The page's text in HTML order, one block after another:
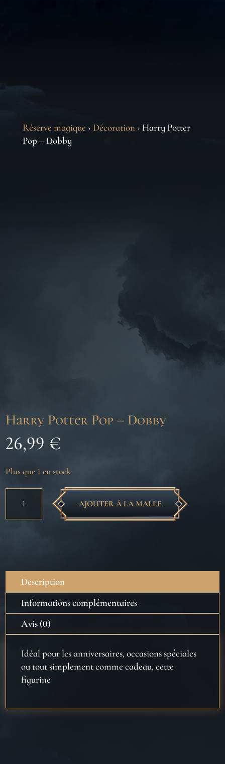
Réserve magique › Décoration› Harry Potter
Pop – Dobby
Harry Potter Pop – Dobby
26,99 €
Plus que 1 en stock
Harry
Dobby
AJOUTER À LA MALLE
Description
Informations complémentaires
Avis (0)
Idéal pour les anniversaires, occasions spéciales
ou tout simplement comme cadeau, cette
figurine